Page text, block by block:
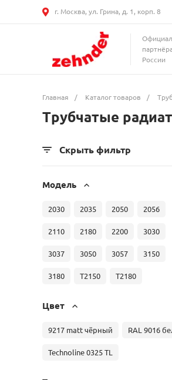
г. Москва, ул. Грина, д. 1, корп. 8
России
Главная / Каталог товаров /
Трубчатые
Скрыть фильтр
Модель
2030 2035 2050 2056
2110 2180 2200 3030
3037 3050 3057 3150
3180 T2150 T2180
Цвет
9217 matt чёрный RAL 9016
Technoline 0325 TL